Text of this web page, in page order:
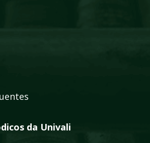
da Univali